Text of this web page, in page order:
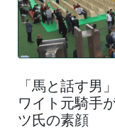
「馬と話す男
ワイト元騎手
ツ氏の素顔